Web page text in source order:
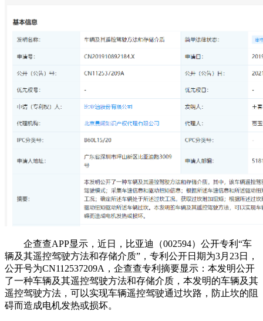
企查查APP显示，近日，比亚迪（002594）公开专利“车
辆及其遥控驾驶方法和存储介质”，专利公开日期为3月23日，
公开号为CN112537209A，企查查专利摘要显示：本发明公开
了一种车辆及其遥控驾驶方法和存储介质，本发明的车辆及其
遥控驾驶方法，可以实现车辆遥控驾驶通过坎路，防止坎的阻
碍而造成电机发热或损坏。